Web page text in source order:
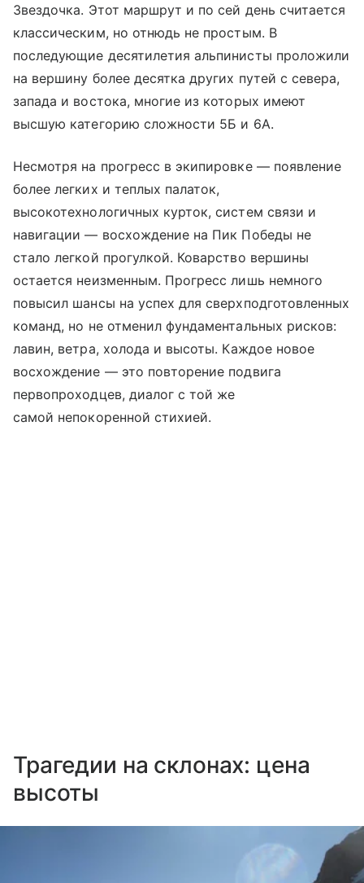
Звездочка. Этот маршрут и по сей день считается
классическим, но отнюдь не простым. В
последующие десятилетия альпинисты проложили
на вершину более десятка других путей с севера,
запада и востока, многие из которых имеют
высшую категорию сложности 5Б и 6А.
Несмотря на прогресс в экипировке — появление
более легких и теплых палаток,
высокотехнологичных курток, систем связи и
навигации — восхождение на Пик Победы не
стало легкой прогулкой. Коварство вершины
остается неизменным. Прогресс лишь немного
повысил шансы на успех для сверхподготовленных
команд, но не отменил фундаментальных рисков:
лавин, ветра, холода и высоты. Каждое новое
восхождение — это повторение подвига
первопроходцев, диалог с той же
самой непокоренной стихией.
Трагедии на склонах: цена
высоты